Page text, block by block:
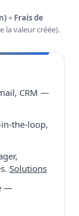
+ Frais de
la valeur créée).
CRM —
the-loop,
Solutions
—